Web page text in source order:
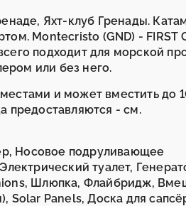
Яхт-клуб Гренады.
Montecristo (GND) - FIRST
подходит для морской
или без него.
и может вместить до
предоставляются - см.
Носовое подруливающее
туалет,
Шлюпка, Флайбридж,
Solar Panels, Доска для